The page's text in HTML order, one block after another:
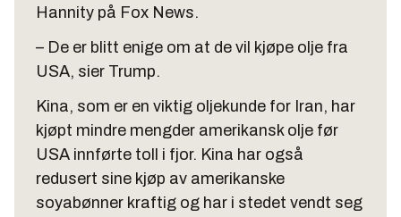
Hannity på Fox News.
– De er blitt enige om at de vil kjøpe olje fra
USA, sier Trump.
Kina, som er en viktig oljekunde for Iran, har
kjøpt mindre mengder amerikansk olje før
USA innførte toll i fjor. Kina har også
redusert sine kjøp av amerikanske
soyabønner kraftig og har i stedet vendt seg